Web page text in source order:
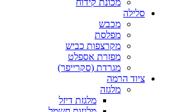
מכונת קידוח
סלילה
מכבש
מפלסת
מקרצפות כביש
מפזרת אספלט
מגרדת (סקרייפר)
ציוד הרמה
מלגזה
מלגזת דיזל